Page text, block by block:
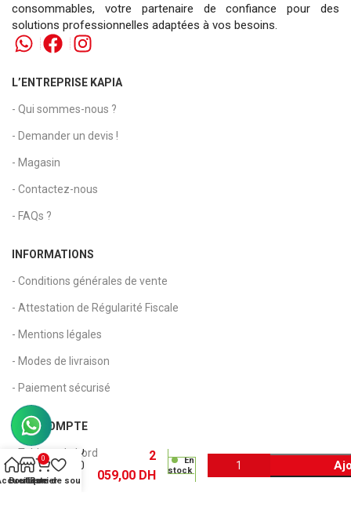
consommables, votre partenaire de confiance pour des
solutions professionnelles adaptées à vos besoins.
L’ENTREPRISE KAPIA
- Qui sommes-nous ?
- Demander un devis !
- Magasin
- Contactez-nous
- FAQs ?
INFORMATIONS
- Conditions générales de vente
- Attestation de Régularité Fiscale
- Mentions légales
- Modes de livraison
- Paiement sécurisé
MON COMPTE
- Tableau de bord
- Mon compte
Lexmark
700H2
CS310
CS410
Haute
2
059,00 DH
En
stock
Boutique
0
Panier
Liste de souhaits